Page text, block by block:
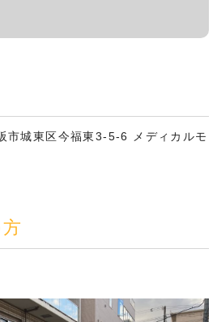
城東区今福東3-5-6 メディカルモ